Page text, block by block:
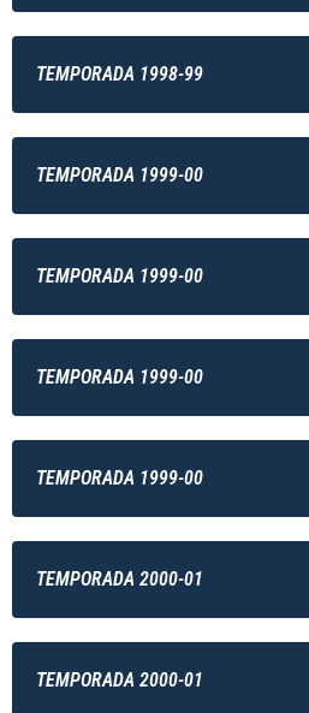
TEMPORADA 1998-99
TEMPORADA 1999-00
TEMPORADA 1999-00
TEMPORADA 1999-00
TEMPORADA 1999-00
TEMPORADA 2000-01
TEMPORADA 2000-01